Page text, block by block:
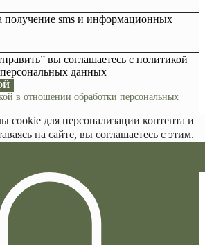
получение sms и информационных
вы соглашаетесь с политикой
данных
в отношении обработки персональных
cookie для персонализации контента и
на сайте, вы соглашаетесь с этим.